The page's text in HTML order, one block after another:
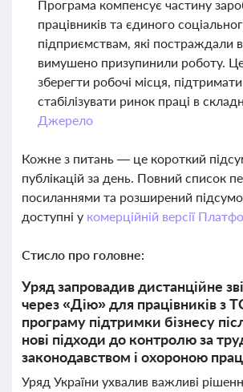
Програма компенсує частину
працівників та єдиного
підприємствам, які постраждали
вимушено призупинили роботу.
зберегти робочі місця, підтримати
стабілізувати ринок праці в
Джерело
Кожне з питань — це короткий
публікацій за день. Повний список
посиланнями та розширений
доступні у комерційній версії
Стисло про головне:
Уряд запровадив дистанційне
через «Дію» для працівників з
програму підтримки бізнесу
нові підходи до контролю за
законодавством і охороною
Уряд України ухвалив важливі